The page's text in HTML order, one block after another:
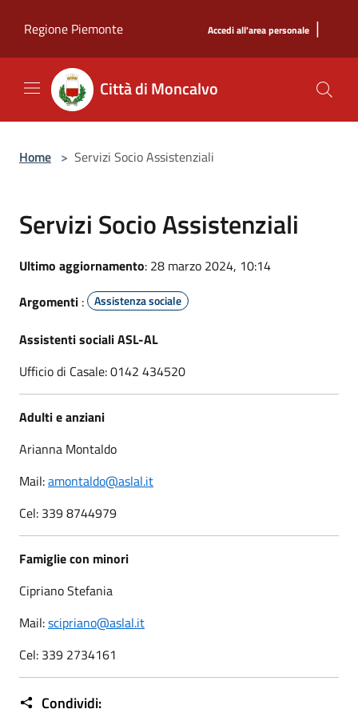
Regione Piemonte
Accedi all'area personale |
Città di Moncalvo
Home > Servizi Socio Assistenziali
Servizi Socio Assistenziali
Ultimo aggiornamento: 28 marzo 2024, 10:14
Argomenti : Assistenza sociale
Assistenti sociali ASL-AL
Ufficio di Casale: 0142 434520
Adulti e anziani
Arianna Montaldo
Mail:amontaldo@aslal.it
Cel: 339 8744979
Famiglie con minori
Cipriano Stefania
Mail:scipriano@aslal.it
Cel: 339 2734161
Condividi: